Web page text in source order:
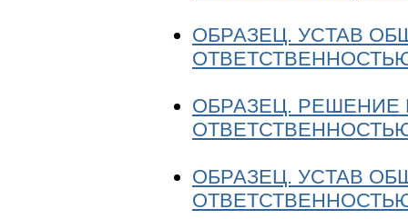
ОБРАЗЕЦ. УCТАВ
ОБРАЗЕЦ. РЕШЕНИЕ
ОБРАЗЕЦ. УCТАВ